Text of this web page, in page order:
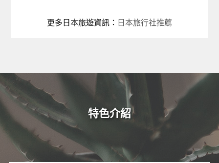
更多日本旅遊資訊 ： 日本旅行社推薦
特色介紹